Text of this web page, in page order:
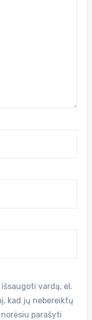
vardą, el.
kad jų nebereiktų
parašyti